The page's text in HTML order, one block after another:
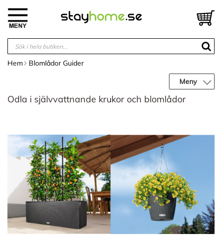
innehållet
Hem Blomlådor Guider
Odla i självvattnande krukor och blomlådor
Meny